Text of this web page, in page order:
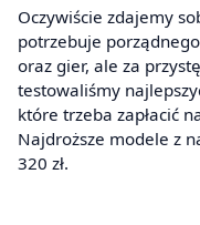
Oczywiście zdajemy
potrzebuje
oraz gier, ale za
testowaliśmy
które trzeba zapłacić
Najdroższe modele z
320 zł.